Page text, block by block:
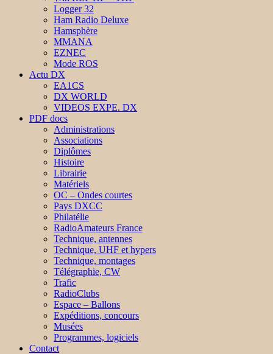
Logger 32
Ham Radio Deluxe
Hamsphère
MMANA
EZNEC
Mode ROS
Actu DX
EA1CS
DX WORLD
VIDEOS EXPE. DX
PDF docs
Administrations
Associations
Diplômes
Histoire
Librairie
Matériels
OC – Ondes courtes
Pays DXCC
Philatélie
RadioAmateurs France
Technique, antennes
Technique, UHF et hypers
Technique, montages
Télégraphie, CW
Trafic
RadioClubs
Espace – Ballons
Expéditions, concours
Musées
Programmes, logiciels
Contact